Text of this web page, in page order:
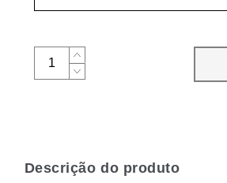
Descrição do produto